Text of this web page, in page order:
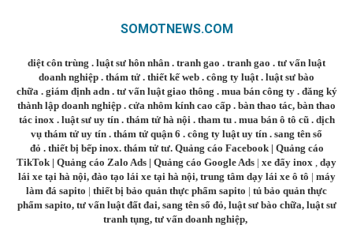
SOMOTNEWS.COM
diệt côn trùng . luật sư hôn nhân . tranh gao . tranh gao . tư vấn luật
doanh nghiệp . thám tử . thiết kế web . công ty luật . luật sư bào
chữa . giám định adn. tư vấn luật giao thông . mua bán công ty. đăng ký
thành lập doanh nghiệp . cửa nhôm kính cao cấp . bàn thao tác, bàn thao
tác inox . luật sư uy tín. thám tử hà nội . tham tu. mua bán ô tô cũ. dịch
vụ thám tử uy tín . thám tử quận 6 . công ty luật uy tín . sang tên sổ
đỏ . thiết bị bếp inox. thám tử tư. Quảng cáo Facebook| Quảng cáo
TikTok | Quảng cáo Zalo Ads | Quảng cáo Google Ads | xe đẩy inox
dạy
lái xe tại hà nội, đào tạo lái xe tại hà nội, trung tâm dạy lái xe ô tô | máy
làm đá sapito | thiết bị bảo quản thực phẩm sapito | tủ bảo quản thực
phẩm sapito, tư vấn luật đất đai, sang tên sổ đỏ, luật sư bào chữa, luật sư
tranh tụng, tư vấn doanh nghiệp,